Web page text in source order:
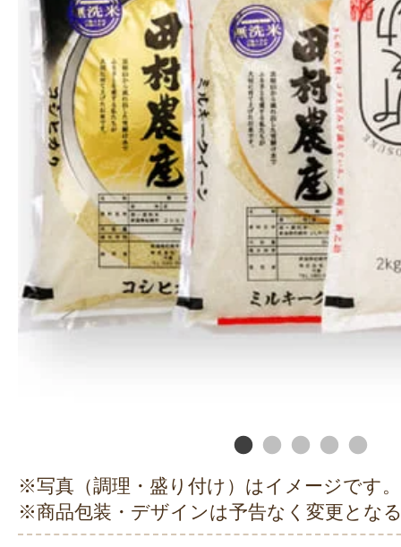
※写真（調理・盛り付け）はイメージです。
※商品包装・デザインは予告なく変更とな